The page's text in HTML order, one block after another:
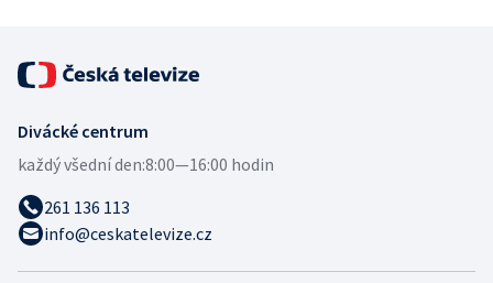
Divácké centrum
každý všední den:8:00—16:00 hodin
261 136 113
info@ceskatelevize.cz